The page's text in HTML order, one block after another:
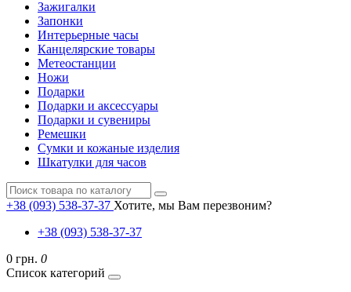
Зажигалки
Запонки
Интерьерные часы
Канцелярские товары
Метеостанции
Ножи
Подарки
Подарки и аксессуары
Подарки и сувениры
Ремешки
Сумки и кожаные изделия
Шкатулки для часов
+38 (093) 538-37-37 Хотите, мы Вам перезвоним?
+38 (093) 538-37-37
0 грн. 0
Список категорий